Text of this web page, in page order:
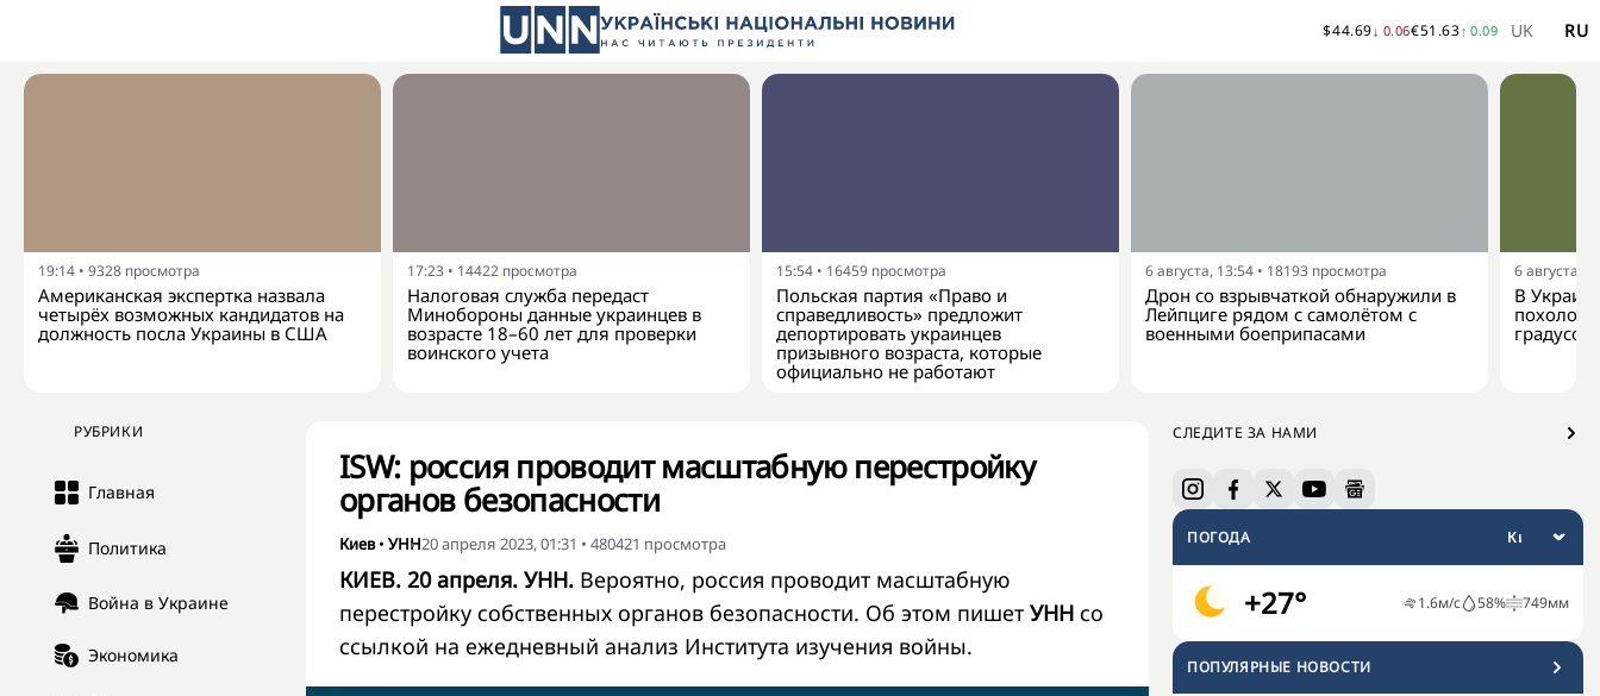
$44.69↓ 0.06€51.63↑ 0.09 UK RU
19:14 • 9328 просмотра
Американская экспертка назвала
четырёх возможных кандидатов на
должность посла Украины в США
17:23 • 14422 просмотра
Налоговая служба передаст
Минобороны данные украинцев в
возрасте 18–60 лет для проверки
воинского учета
15:54 • 16459 просмотра
Польская партия «Право и
справедливость» предложит
депортировать украинцев
призывного возраста, которые
официально не работают
6 августа, 13:54 • 18193 просмотра
Дрон со взрывчаткой обнаружили в
Лейпциге рядом с самолётом с
военными боеприпасами
6 августа,
В
градусов
РУБРИКИ
Главная
Политика
Война в Украине
Экономика
СЛЕДИТЕ ЗА НАМИ
ПОГОДА
+27° 1.6м/с 58% 749мм
ПОПУЛЯРНЫЕ НОВОСТИ
ISW: россия проводит масштабную перестройку
органов безопасности
Киев• УНН20 апреля 2023, 01:31 • 480421 просмотра
КИЕВ. 20 апреля. УНН. Вероятно, россия проводит масштабную
перестройку собственных органов безопасности. Об этом пишет УНН со
ссылкой на ежедневный анализ Института изучения войны.